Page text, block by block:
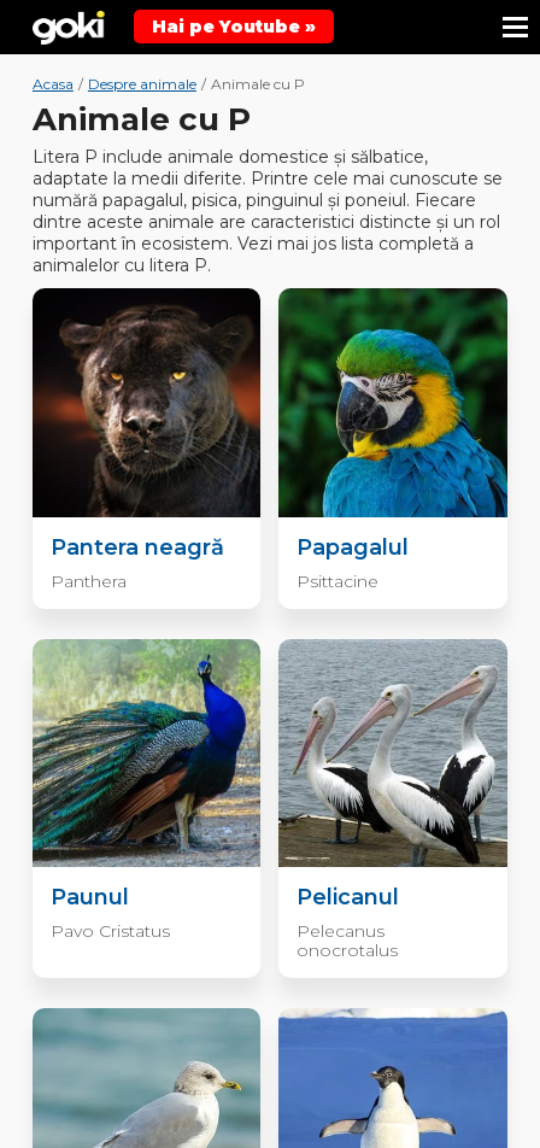
Hai pe Youtube »
Acasa / Despre animale / Animale cu P
Animale cu P
Litera P include animale domestice și sălbatice,
adaptate la medii diferite. Printre cele mai cunoscute se
numără papagalul, pisica, pinguinul și poneiul. Fiecare
dintre aceste animale are caracteristici distincte și un rol
important în ecosistem. Vezi mai jos lista completă a
animalelor cu litera P.
Pantera neagră
Panthera
Papagalul
Psittacine
Paunul
Pavo Cristatus
Pelicanul
Pelecanus
onocrotalus